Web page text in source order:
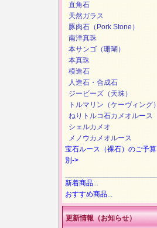
直角石
天然ガラス
豚肉石（Pork Stone）
南洋真珠
本サンゴ（珊瑚）
本真珠
模造石
人造石・合成石
ジービーズ（天珠）
トルマリン（ケーヴィング）
ねりトルコ石カメオルース
シェルカメオ
メノウカメオルース
宝石ルース（裸石）のご予算
別->
新着商品...
おすすめ商品...
更新情報（お知らせ）